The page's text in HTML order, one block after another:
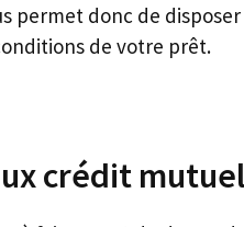
permet donc de
de votre prêt.
crédit